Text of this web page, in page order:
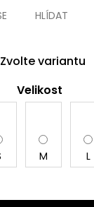
Zvolte variantu
Velikost
M L
HLÍDAT